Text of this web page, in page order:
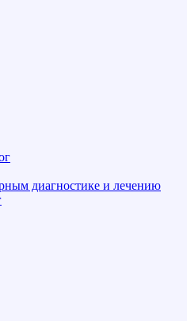
диагностике и лечению